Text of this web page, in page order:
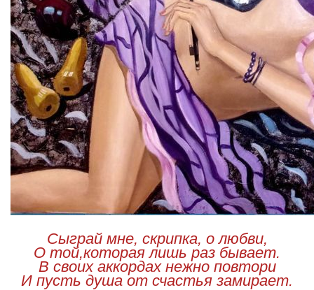
Сыграй мне, скрипка, о любви,
О той,которая лишь раз бывает.
В своих аккордах нежно повтори
И пусть душа от счастья замирает.